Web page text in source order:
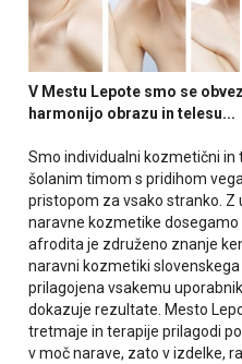
V Mestu Lepote smo se
harmonijo obrazu in telesu...
Smo individualni kozmetični
šolanim timom s pridihom
pristopom za vsako stranko. Z
naravne kozmetike
afrodita je združeno znanje
naravni kozmetiki
prilagojena vsakemu
dokazuje rezultate. Mesto
tretmaje in terapije prilagodi
v moč narave, zato v izdelke,